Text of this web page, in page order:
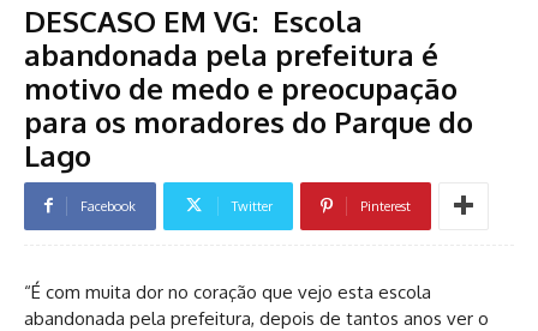
DESCASO EM VG: Escola
abandonada pela prefeitura é
motivo de medo e preocupação
para os moradores do Parque do
Lago
Facebook Twitter Pinterest
“É com muita dor no coração que vejo esta escola
abandonada pela prefeitura, depois de tantos anos ver o